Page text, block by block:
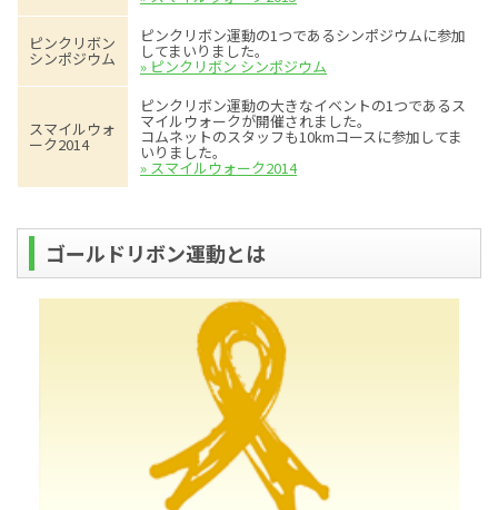
ピンクリボン
シンポジウム
ピンクリボン運動の1つであるシンポジウムに参加
してまいりました。
» ピンクリボン シンポジウム
スマイルウォ
ーク2014
ピンクリボン運動の大きなイベントの1つであるス
マイルウォークが開催されました。
コムネットのスタッフも10kmコースに参加してま
いりました。
» スマイルウォーク2014
ゴールドリボン運動とは